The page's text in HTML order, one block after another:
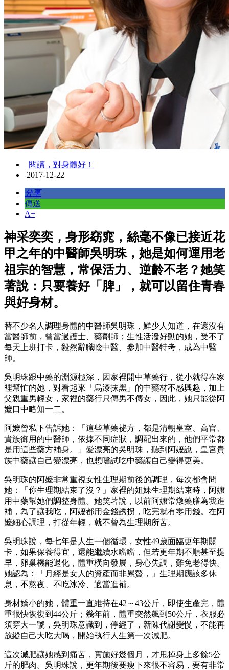
閱讀，對身體好！
2017-12-22
分享
傳送
A+
神采奕奕，身形窈窕，絲毫不像已接近花
甲之年的中醫師吳明珠，她是如何運用老
祖宗的智慧，常保活力、逆齡不老？她笑
著說：只要養好「脾」，就可以留住青春
與好身材。
替不少名人調理身體的中醫師吳明珠，鮮少人知道，在還沒有
當醫師前，曾當過護士、藥劑師；生性活潑好動的她，受不了
每天上班打卡，毅然辭職唸中醫、參加中醫特考，成為中醫
師。
吳明珠跟中藥的淵源極深，因家裡開中草藥行，從小就得在家
裡幫忙的她，對看起來「烏漆抹黑」的中藥材不感興趣，加上
父親重男輕女，家裡的藥行只傳男不傳女，因此，她只能從阿
嬤口中略知一二。
阿嬤曾私下告訴她：「這些草藥袐方，都是清朝皇室、高官、
貴族御用的中醫師，依據不同症狀，調配出來的，他們平常都
是用這些藥方補身。」愛漂亮的吳明珠，聽到阿嬤說，皇宮貴
族中藥讓自己變漂亮，也想嚐試吃中藥讓自己變得更美。
吳明珠的阿嬤非常重視女性生理期前後的調理，每次都會問
她：「你生理期結束了沒？」家裡的姐妹生理期結束時，阿嬤
用中藥幫她們調整身體。她笑著說，以前阿嬤常燉藥膳為我進
補，為了讓我吃，阿嬤都用金錢誘拐，吃完就有零用錢。在阿
嬤細心調理，打從年輕，就不曾為生理期所苦。
吳明珠說，每七年是人生一個循環，女性49歲面臨更年期關
卡，如果保養得宜，還能繼續水噹噹，但若更年期不順甚至提
早，卵巢機能退化，體重橫向發展，身心失調，難免老得快。
她認為：「月經是女人的資產而非累贅，」生理期應該多休
息，不熬夜、不吃冰冷、適當進補。
身材嬌小的她，體重一直維持在42～43公斤，即使生產完，體
重很快恢復到44公斤；幾年前，體重突然飆到50公斤，衣服必
須穿大一號，吳明珠意識到，停經了，新陳代謝變慢，不能再
放縱自己大吃大喝，開始執行人生第一次減肥。
這次減肥讓她感到痛苦，實施好幾個月，才甩掉身上多餘5公
斤的肥肉。吳明珠說，更年期後要瘦下來很不容易，要有非常